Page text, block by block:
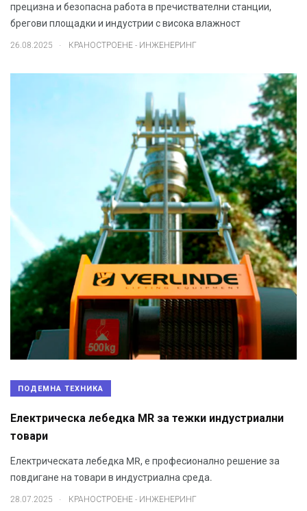
прецизна и безопасна работа в пречиствателни станции,
брегови площадки и индустрии с висока влажност
26.08.2025 . КРАНОСТРОЕНЕ - ИНЖЕНЕРИНГ
ПОДЕМНА ТЕХНИКА
Електрическа лебедка MR за тежки индустриални
товари
Електрическата лебедка MR, е професионално решение за
повдигане на товари в индустриална среда.
28.07.2025 . КРАНОСТРОЕНЕ - ИНЖЕНЕРИНГ